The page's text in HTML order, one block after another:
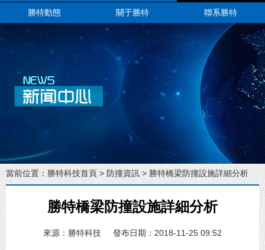
勝特動態 關于勝特 聯系勝特
當前位置： 勝特科技首頁 > 防撞資訊 > 勝特橋梁防撞設施詳細分析
勝特橋梁防撞設施詳細分析
來源：勝特科技 發布日期：2018-11-25 09:52